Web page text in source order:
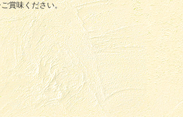
賞味ください。